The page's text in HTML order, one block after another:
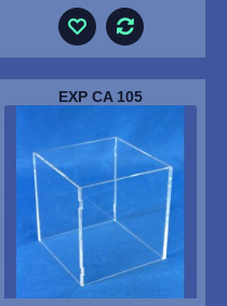
EXP CA 105